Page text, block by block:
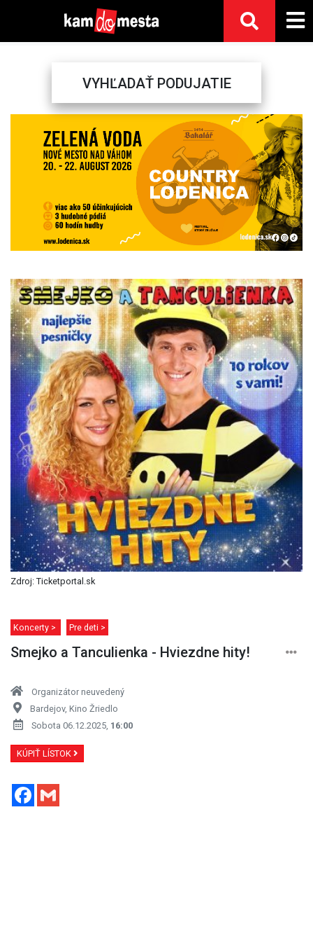
VYHĽADAŤ PODUJATIE
Next
Zdroj: Ticketportal.sk
Koncerty > Pre deti >
Smejko a Tanculienka - Hviezdne hity!
Organizátor neuvedený
Bardejov, Kino Žriedlo
Sobota 06.12.2025, 16:00
KÚPIŤ LÍSTOK
Facebook